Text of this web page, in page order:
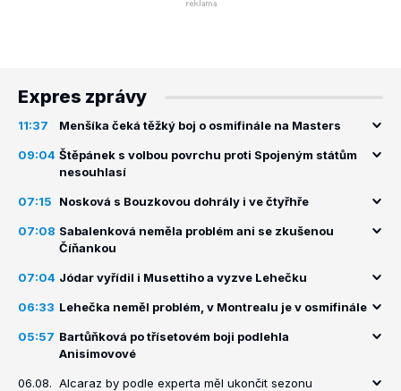
Expres zprávy
11:37 Menšíka čeká těžký boj o osmifinále na Masters
09:04 Štěpánek s volbou povrchu proti Spojeným státům
nesouhlasí
07:15 Nosková s Bouzkovou dohrály i ve čtyřhře
07:08 Sabalenková neměla problém ani se zkušenou
Číňankou
07:04 Jódar vyřídil i Musettiho a vyzve Lehečku
06:33 Lehečka neměl problém, v Montrealu je v osmifinále
05:57 Bartůňková po třísetovém boji podlehla
Anisimovové
06.08. Alcaraz by podle experta měl ukončit sezonu